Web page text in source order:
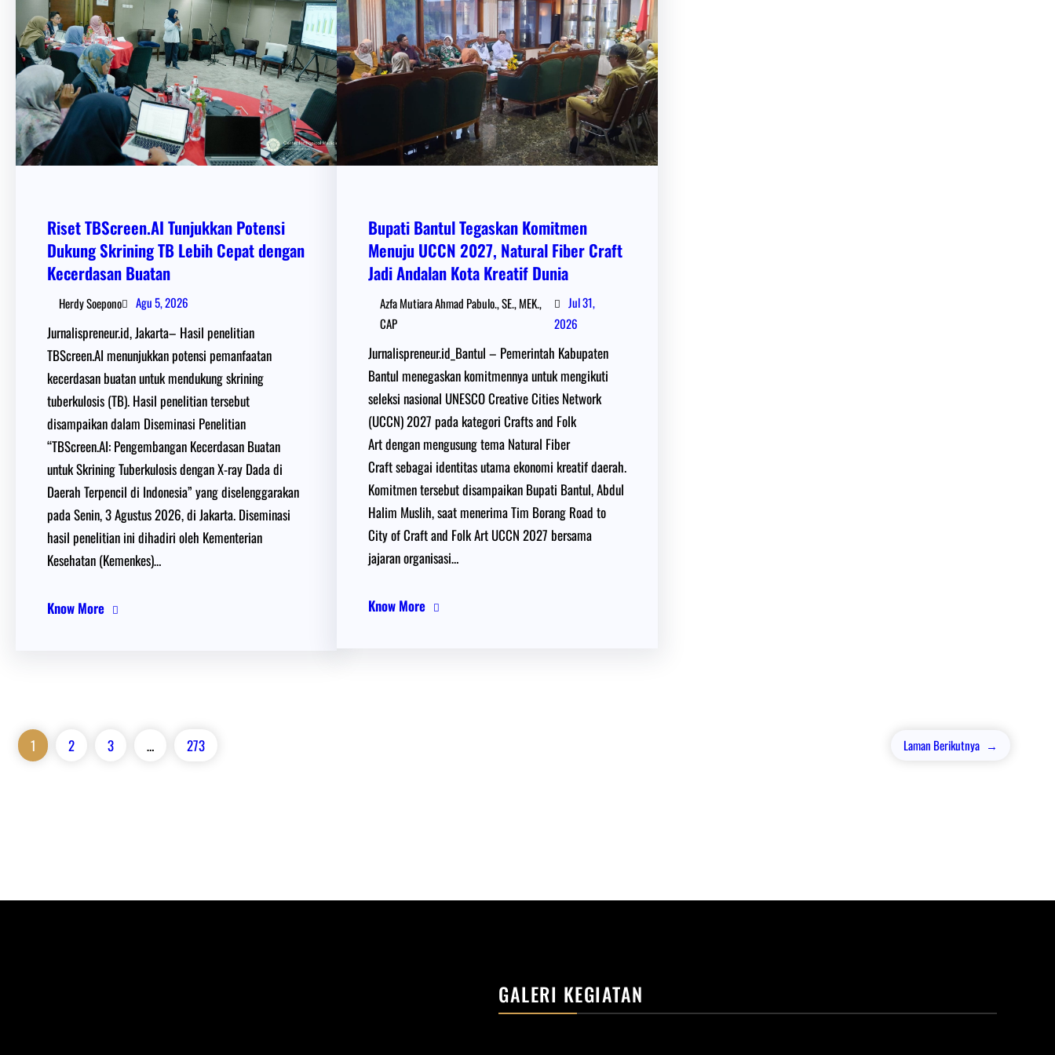
Riset TBScreen.AI Tunjukkan Potensi
Dukung Skrining TB Lebih Cepat dengan
Kecerdasan Buatan
Herdy Soepono Agu 5, 2026
Jurnalispreneur.id, Jakarta– Hasil penelitian
TBScreen.AI menunjukkan potensi pemanfaatan
kecerdasan buatan untuk mendukung skrining
tuberkulosis (TB). Hasil penelitian tersebut
disampaikan dalam Diseminasi Penelitian
“TBScreen.AI: Pengembangan Kecerdasan Buatan
untuk Skrining Tuberkulosis dengan X-ray Dada di
Daerah Terpencil di Indonesia” yang diselenggarakan
pada Senin, 3 Agustus 2026, di Jakarta. Diseminasi
hasil penelitian ini dihadiri oleh Kementerian
Kesehatan (Kemenkes)…
Know More
Bupati Bantul Tegaskan Komitmen
Menuju UCCN 2027, Natural Fiber Craft
Jadi Andalan Kota Kreatif Dunia
Azfa Mutiara Ahmad Pabulo., SE., MEK.,
CAP
Jul 31,
2026
Jurnalispreneur.id_Bantul – Pemerintah Kabupaten
Bantul menegaskan komitmennya untuk mengikuti
seleksi nasional UNESCO Creative Cities Network
(UCCN) 2027 pada kategori Crafts and Folk
Art dengan mengusung tema Natural Fiber
Craft sebagai identitas utama ekonomi kreatif daerah.
Komitmen tersebut disampaikan Bupati Bantul, Abdul
Halim Muslih, saat menerima Tim Borang Road to
City of Craft and Folk Art UCCN 2027 bersama
jajaran organisasi…
Know More
1 2 3 … 273 Laman Berikutnya →
GALERI KEGIATAN